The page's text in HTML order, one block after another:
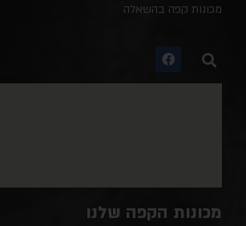
מכונות קפה בהשאלה
מכונות הקפה שלנו